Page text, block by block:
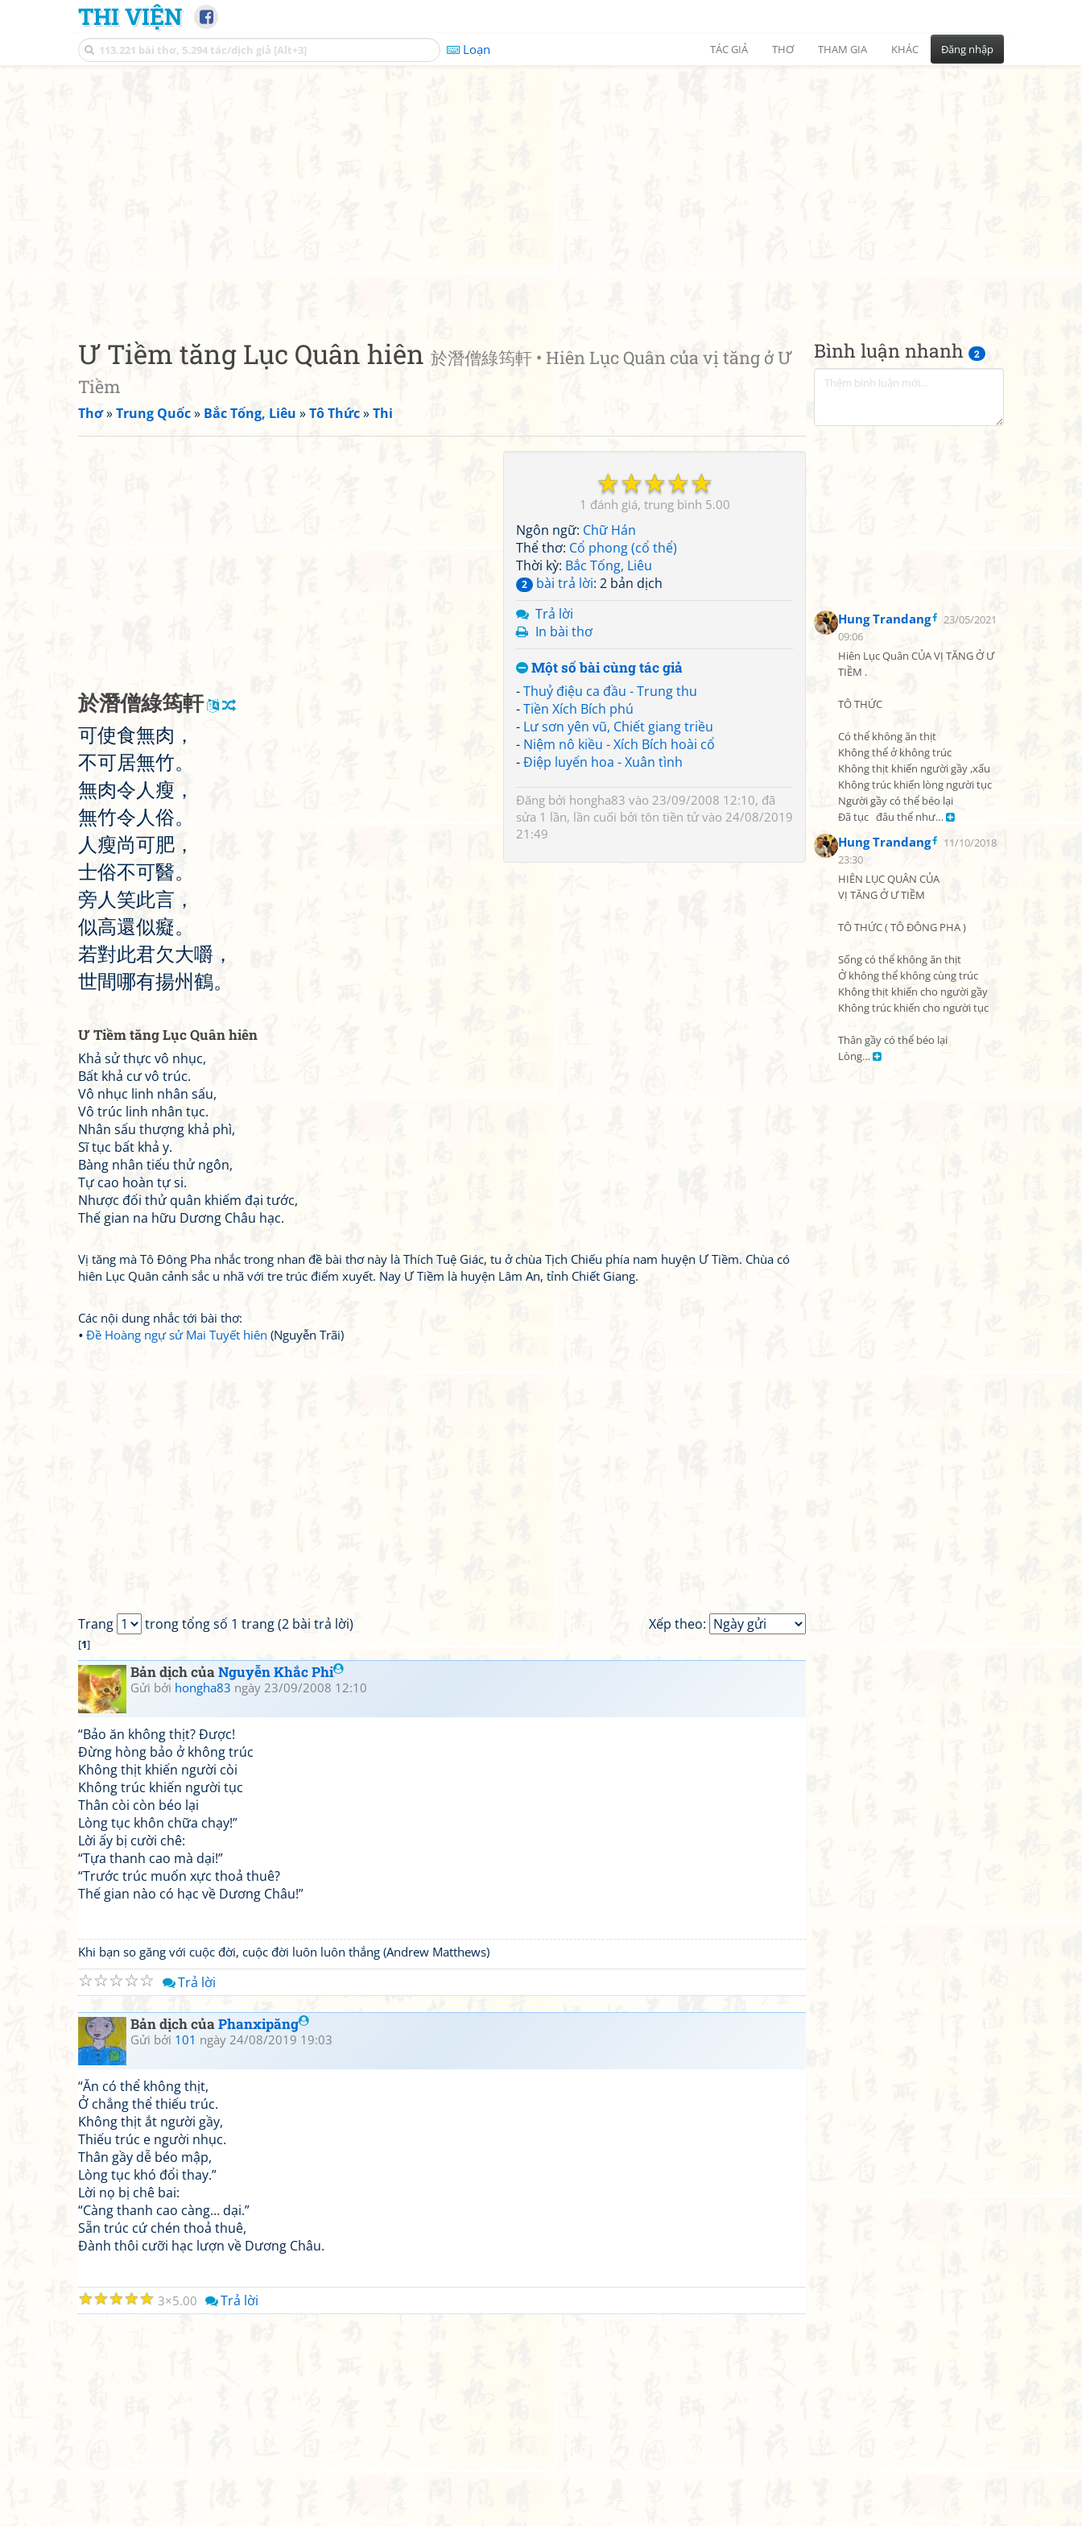
THI VIỆN
Loạn TÁC GIẢ THƠ THAM GIA KHÁC Đăng nhập
Bình luận nhanh 2
Hung Trandang
23/05/2021
09:06
Hiên Lục Quân CỦA VỊ TĂNG Ở Ư
TIỀM .
TÔ THỨC
Có thể không ăn thịt
Không thể ở không trúc
Không thịt khiến người gầy ,xấu
Không trúc khiến lòng người tục
Người gầy có thể béo lại
Đã tục   đâu thể như…
Hung Trandang
11/10/2018
23:30
HIÊN LỤC QUÂN CỦA
VỊ TĂNG Ở Ư TIỀM
TÔ THỨC ( TÔ ĐÔNG PHA )
Sống có thể không ăn thịt
Ở không thể không cùng trúc
Không thịt khiến cho người gầy
Không trúc khiến cho người tục
Thân gầy có thể béo lại
Lòng…
Ư Tiềm tăng Lục Quân hiên 於潛僧綠筠軒 • Hiên Lục Quân của vị tăng ở Ư
Tiềm
Thơ»Trung Quốc» Bắc Tống, Liêu »Tô Thức»Thi
☆
☆
☆
☆
☆
1 5.00
Ngôn ngữ: Chữ Hán
Thể thơ: Cổ phong (cổ thể)
Thời kỳ: Bắc Tống, Liêu
2 bài trả lời: 2 bản dịch
Trả lời
In bài thơ
Một số bài cùng tác giả
-Thuỷ điệu ca đầu - Trung thu
-Tiền Xích Bích phú
- Lư sơn yên vũ, Chiết giang triều
- Niệm nô kiều - Xích Bích hoài cổ
-Điệp luyến hoa - Xuân tình
Đăng bởi hongha83 vào 23/09/2008 12:10, đã
sửa 1 lần, lần cuối bởi tôn tiền tửvào 24/08/2019
21:49
於潛僧綠筠軒
可使食無肉 ，
不可居無竹。
無肉令 人 瘦 ，
無竹令 人俗。
人 瘦尚可肥 ，
士俗不可醫。
旁 人笑此言 ，
似高還似癡。
若對此君欠大嚼 ，
世間哪有揚州鶴。
Ư Tiềm tăng Lục Quân hiên
Khả sử thực vô nhục,
Bất khả cư vô trúc.
Vô nhục linh nhân sấu,
Vô trúc linh nhân tục.
Nhân sấu thượng khả phì,
Sĩ tục bất khả y.
Bàng nhân tiếu thử ngôn,
Tự cao hoàn tự si.
Nhược đối thử quân khiếm đại tước,
Thế gian na hữu Dương Châu hạc.
Vị tăng mà Tô Đông Pha nhắc trong nhan đề bài thơ này là Thích Tuệ Giác, tu ở chùa Tịch Chiếu phía nam huyện Ư Tiềm. Chùa có
hiên Lục Quân cảnh sắc u nhã với tre trúc điểm xuyết. Nay Ư Tiềm là huyện Lâm An, tỉnh Chiết Giang.
Các nội dung nhắc tới bài thơ:
Đề Hoàng ngự sử Mai Tuyết hiên (Nguyễn Trãi)
Xếp theo:
Trang trong tổng số 1 trang (2 bài trả lời)
[1]
Bản dịch củaNguyễn Khắc Phi
Gửi bởi hongha83 ngày 23/09/2008 12:10
“Bảo ăn không thịt? Được!
Đừng hòng bảo ở không trúc
Không thịt khiến người còi
Không trúc khiến người tục
Thân còi còn béo lại
Lòng tục khôn chữa chạy!”
Lời ấy bị cười chê:
“Tựa thanh cao mà dại!”
“Trước trúc muốn xực thoả thuê?
Thế gian nào có hạc về Dương Châu!”
Khi bạn so găng với cuộc đời, cuộc đời luôn luôn thắng (Andrew Matthews)
☆
☆
☆
☆
☆ Trả lời
Bản dịch củaPhanxipăng
Gửi bởi 101 ngày 24/08/2019 19:03
“Ăn có thể không thịt,
Ở chẳng thể thiếu trúc.
Không thịt ắt người gầy,
Thiếu trúc e người nhục.
Thân gầy dễ béo mập,
Lòng tục khó đổi thay.”
Lời nọ bị chê bai:
“Càng thanh cao càng… dại.”
Sẵn trúc cứ chén thoả thuê,
Đành thôi cưỡi hạc lượn về Dương Châu.
☆
☆
☆
☆
☆ 3 5.00 Trả lời